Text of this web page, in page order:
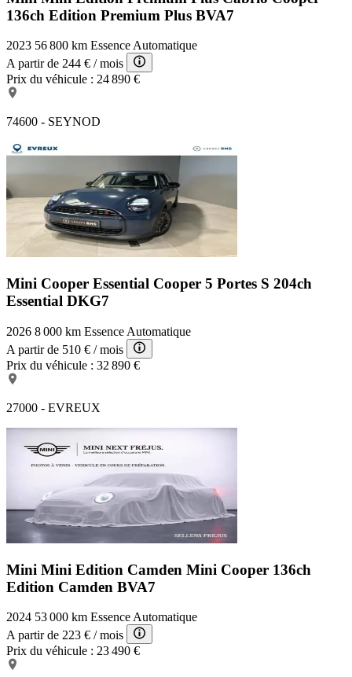
136ch Edition Premium Plus BVA7
2023 56 800 km EssenceAutomatique
A partir de 244 € / mois
Prix du véhicule : 24 890 €
74600 - SEYNOD
Mini Cooper Essential Cooper 5 Portes S 204ch
Essential DKG7
2026 8 000 km Essence Automatique
A partir de 510 € / mois
Prix du véhicule : 32 890 €
27000 - EVREUX
Mini Mini Edition Camden Mini Cooper 136ch
Edition Camden BVA7
2024 53 000 km Essence Automatique
A partir de 223 € / mois
Prix du véhicule : 23 490 €